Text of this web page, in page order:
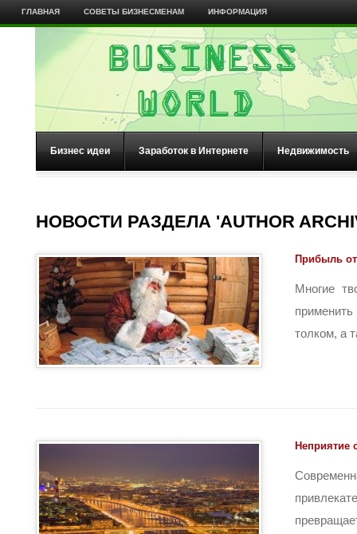
ГЛАВНАЯ СОВЕТЫ БИЗНЕСМЕНАМ ИНФОРМАЦИЯ
Бизнес идеи Заработок в Интернете Недвижимость
НОВОСТИ РАЗДЕЛА 'AUTHOR
Прибыль
Многие
толком, а
Неприятие